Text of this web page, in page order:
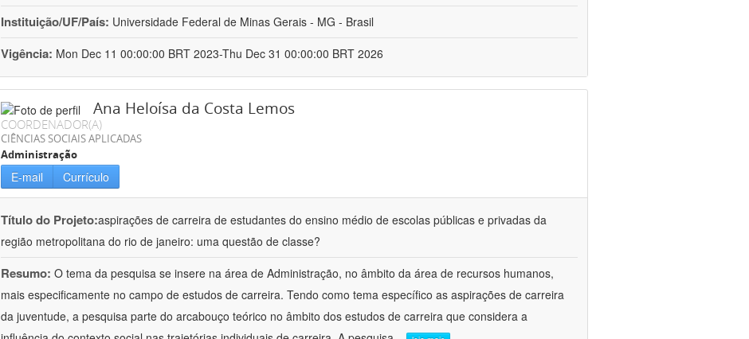
Instituição/UF/País: Universidade Federal de Minas Gerais - MG - Brasil
Vigência: Mon Dec 11 00:00:00 BRT 2023-Thu Dec 31 00:00:00 BRT 2026
Ana Heloísa da Costa Lemos
COORDENADOR(A)
CIÊNCIAS SOCIAIS APLICADAS
Administração
E-mail Currículo
Título do Projeto:aspirações de carreira de estudantes do ensino médio de escolas públicas e privadas da
região metropolitana do rio de janeiro: uma questão de classe?
Resumo: O tema da pesquisa se insere na área de Administração, no âmbito da área de recursos humanos,
mais especificamente no campo de estudos de carreira. Tendo como tema específico as aspirações de carreira
da juventude, a pesquisa parte do arcabouço teórico no âmbito dos estudos de carreira que considera a